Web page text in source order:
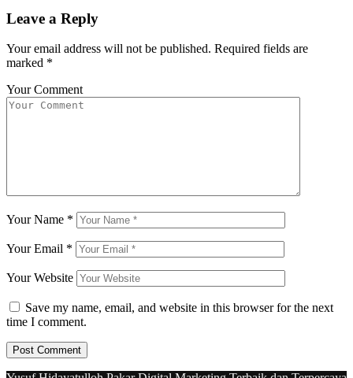
Leave a Reply
Your email address will not be published. Required fields are
marked *
Your Comment
Your Name *
Your Email *
Your Website
Save my name, email, and website in this browser for the next
time I comment.